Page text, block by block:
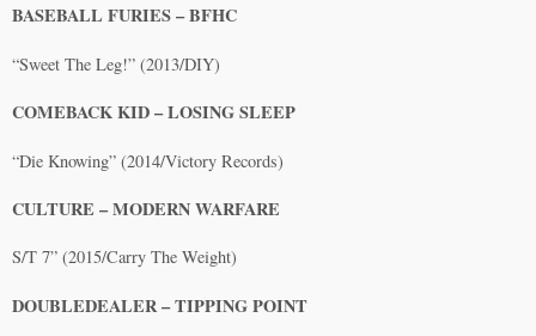
BASEBALL FURIES – BFHC
“Sweet The Leg!” (2013/DIY)
COMEBACK KID – LOSING SLEEP
“Die Knowing” (2014/Victory Records)
CULTURE – MODERN WARFARE
S/T 7” (2015/Carry The Weight)
DOUBLEDEALER – TIPPING POINT